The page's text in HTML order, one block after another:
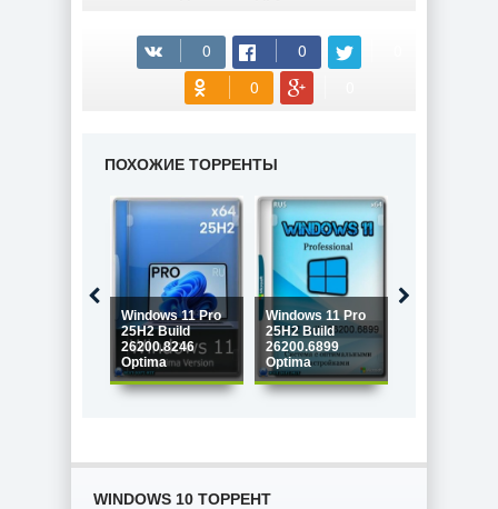
ПОХОЖИЕ ТОРРЕНТЫ
Windows 11 Pro
25H2 Build
26200.8246
Optima
Windows 11 Pro
25H2 Build
26200.6899
Optima
WINDOWS 10 ТОРРЕНТ